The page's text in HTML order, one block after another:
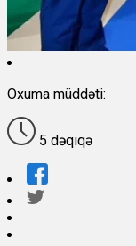
Oxuma müddəti:
5 dəqiqə